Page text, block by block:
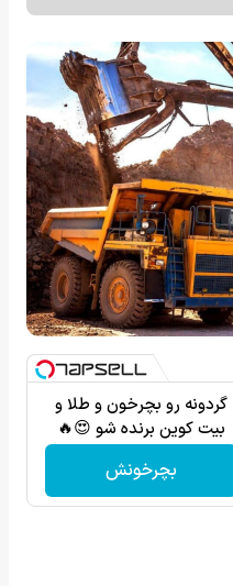
گردونه رو بچرخون و طلا و
بیت کوین برنده شو 😍🔥
بچرخونش